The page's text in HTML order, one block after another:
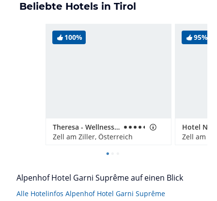
Beliebte Hotels in Tirol
100%
Theresa - Wellness & Genießer Hotel
Zell am Ziller, Österreich
95%
Hotel
Zell am
Alpenhof Hotel Garni Suprême auf einen Blick
Alle Hotelinfos Alpenhof Hotel Garni Suprême